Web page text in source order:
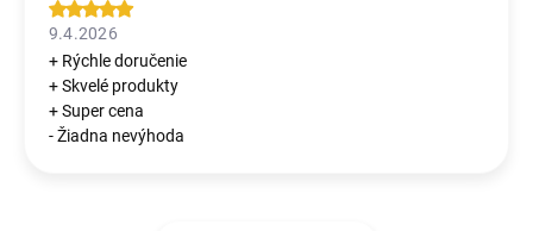
9.4.2026
+ Rýchle doručenie
+ Skvelé produkty
+ Super cena
- Žiadna nevýhoda